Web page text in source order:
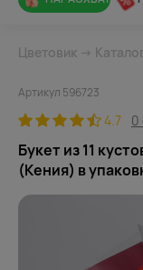
Цветовик →
Артикул 596723
4.7 0
Букет из 11
(Кения) в